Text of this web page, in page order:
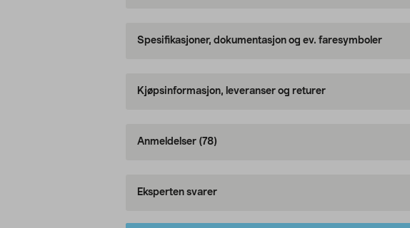
Spesifikasjoner, dokumentasjon og ev. faresymboler
Kjøpsinformasjon, leveranser og returer
Anmeldelser (78)
Eksperten svarer